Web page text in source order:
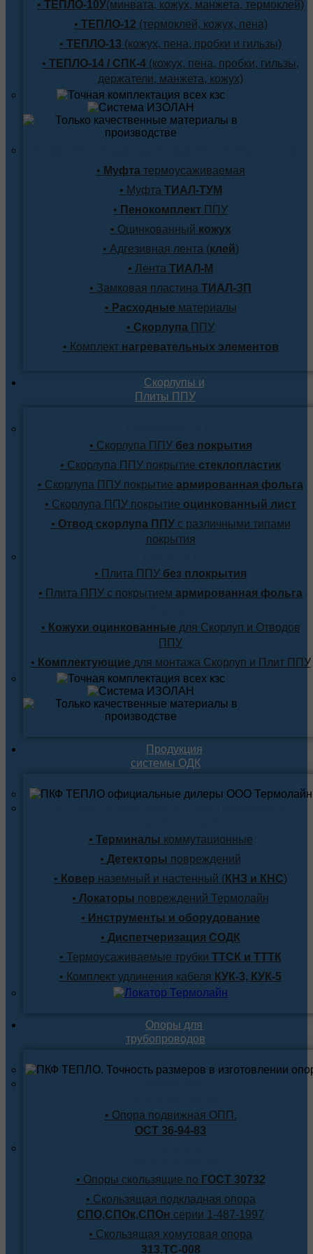
• ТЕПЛО-10У(минвата, кожух, манжета, термоклей)
• ТЕПЛО-12 (термоклей, кожух, пена)
• ТЕПЛО-13 (кожух, пена, пробки и гильзы)
• ТЕПЛО-14 / СПК-4 (кожух, пена, пробки, гильзы,
держатели, манжета, кожух)
• Муфтатермоусаживаемая
• Муфта ТИАЛ-ТУМ
• Пенокомплект ППУ
• Оцинкованный кожух
• Адгезивная лента (клей)
• Лента ТИАЛ-М
• Замковая пластина ТИАЛ-ЗП
• Расходные материалы
• Скорлупа ППУ
• Комплектнагревательных элементов
Скорлупы и
Плиты ППУ
• Скорлупа ППУбез покрытия
• Скорлупа ППУ покрытие стеклопластик
• Скорлупа ППУ покрытие армированная фольга
• Скорлупа ППУ покрытие оцинкованный лист
• Отвод скорлупа ППУс различными типами
покрытия
• Плита ППУ без плокрытия
• Плита ППУ с покрытием армированная фольга
• Кожухи оцинкованные для Скорлуп и Отводов
ППУ
• Комплектующие для монтажа Скорлуп и Плит ППУ
Продукция
системы ОДК
• Терминалы коммутационные
• Детекторы повреждений
• Ковер наземный и настенный (КНЗ и КНС)
• Локаторы повреждений Термолайн
• Инструменты и оборудование
• Диспетчеризация СОДК
• Термоусаживаемые трубки ТТСК и ТТТК
• Комплект удлинения кабеля КУК-3, КУК-5
Опоры для
трубопроводов
• Опора подвижная ОПП.
ОСТ 36-94-83
• Опоры скользящие по ГОСТ 30732
• Скользящая подкладная опора
СПО,СПОк,СПОн серии 1-487-1997
• Скользящая хомутовая опора
313.ТС-008